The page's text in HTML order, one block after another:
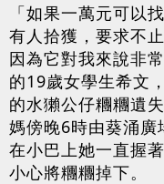
「如果一萬元可以
有人拾獲，要求不
因為它對我來說非
的19歲女學生希文
的水獺公仔糰糰遺
媽傍晚6時由葵涌廣
在小巴上她一直握
小心將糰糰掉下。